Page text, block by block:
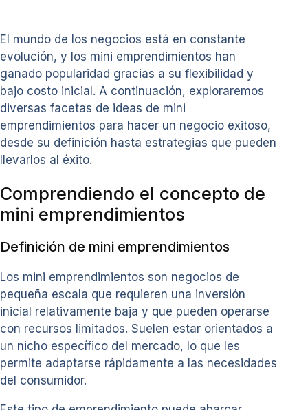
El mundo de los negocios está en constante
evolución, y los mini emprendimientos han
ganado popularidad gracias a su flexibilidad y
bajo costo inicial. A continuación, exploraremos
diversas facetas de ideas de mini
emprendimientos para hacer un negocio exitoso,
desde su definición hasta estrategias que pueden
llevarlos al éxito.
Comprendiendo el concepto de
mini emprendimientos
Definición de mini emprendimientos
Los mini emprendimientos son negocios de
pequeña escala que requieren una inversión
inicial relativamente baja y que pueden operarse
con recursos limitados. Suelen estar orientados a
un nicho específico del mercado, lo que les
permite adaptarse rápidamente a las necesidades
del consumidor.